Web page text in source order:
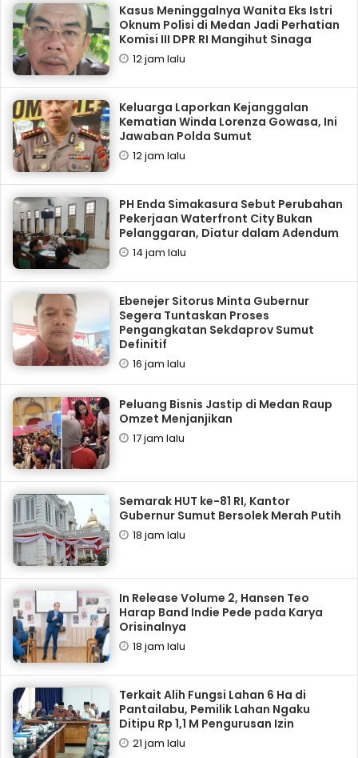
Kasus Meninggalnya Wanita Eks Istri
Oknum Polisi di Medan Jadi Perhatian
Komisi III DPR RI Mangihut Sinaga
12 jam lalu
Keluarga Laporkan Kejanggalan
Kematian Winda Lorenza Gowasa, Ini
Jawaban Polda Sumut
12 jam lalu
PH Enda Simakasura Sebut Perubahan
Pekerjaan Waterfront City Bukan
Pelanggaran, Diatur dalam Adendum
14 jam lalu
Ebenejer Sitorus Minta Gubernur
Segera Tuntaskan Proses
Pengangkatan Sekdaprov Sumut
Definitif
16 jam lalu
‎Peluang Bisnis Jastip di Medan Raup
Omzet Menjanjikan
17 jam lalu
Semarak HUT ke-81 RI, Kantor
Gubernur Sumut Bersolek Merah Putih
18 jam lalu
In Release Volume 2, Hansen Teo
Harap Band Indie Pede pada Karya
Orisinalnya
18 jam lalu
Terkait Alih Fungsi Lahan 6 Ha di
Pantailabu, Pemilik Lahan Ngaku
Ditipu Rp 1,1 M Pengurusan Izin
21 jam lalu